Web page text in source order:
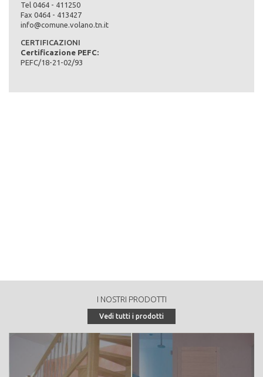
Tel 0464 - 411250
Fax 0464 - 413427
info@comune.volano.tn.it
CERTIFICAZIONI
Certificazione PEFC:
PEFC/18-21-02/93
Tipo di bosco:
37% fustaia, 63% ceduo
Massa legnosa complessiva dell'area produttiva (provvigione
totale in mc):
Massa legnosa per ettaro dell'area produttiva (provvigione in
- ZPS, Riserva naturale provinciale TAIO IT3120082
Accrescimenti e utilizzazioni:
I NOSTRI PRODOTTI
Vedi tutti i prodotti